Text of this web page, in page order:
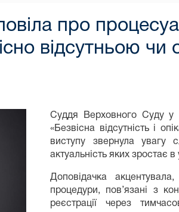
про
відсутньою чи
Суддя Верховного Суду у
«Безвісна відсутність і
виступу звернула увагу
актуальність яких зростає
Доповідачка
процедури, пов’язані з
реєстрації через